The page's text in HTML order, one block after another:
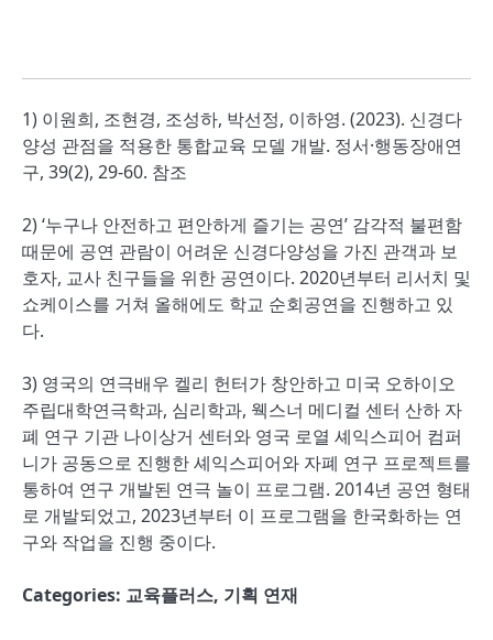
1) 이원희, 조현경, 조성하, 박선정, 이하영. (2023). 신경다
양성 관점을 적용한 통합교육 모델 개발. 정서·행동장애연
구, 39(2), 29-60. 참조
2) ‘누구나 안전하고 편안하게 즐기는 공연’ 감각적 불편함
때문에 공연 관람이 어려운 신경다양성을 가진 관객과 보
호자, 교사 친구들을 위한 공연이다. 2020년부터 리서치 및
쇼케이스를 거쳐 올해에도 학교 순회공연을 진행하고 있
다.
3) 영국의 연극배우 켈리 헌터가 창안하고 미국 오하이오
주립대학연극학과, 심리학과, 웩스너 메디컬 센터 산하 자
폐 연구 기관 나이상거 센터와 영국 로열 셰익스피어 컴퍼
니가 공동으로 진행한 셰익스피어와 자폐 연구 프로젝트를
통하여 연구 개발된 연극 놀이 프로그램. 2014년 공연 형태
로 개발되었고, 2023년부터 이 프로그램을 한국화하는 연
구와 작업을 진행 중이다.
Categories: 교육플러스, 기획 연재